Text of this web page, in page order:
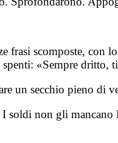
frasi scomposte, con
«Sempre dritto,
un secchio pieno di
soldi non gli